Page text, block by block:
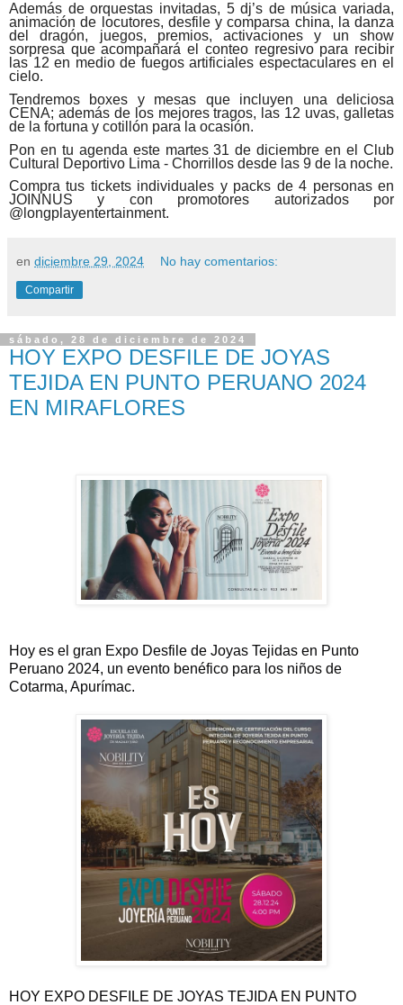
Además de orquestas invitadas, 5 dj’s de música variada,
animación de locutores, desfile y comparsa china, la danza
del dragón, juegos, premios, activaciones y un show
sorpresa que acompañará el conteo regresivo para recibir
las 12 en medio de fuegos artificiales espectaculares en el
cielo.
Tendremos boxes y mesas que incluyen una deliciosa
CENA; además de los mejores tragos, las 12 uvas, galletas
de la fortuna y cotillón para la ocasión.
Pon en tu agenda este martes 31 de diciembre en el Club
Cultural Deportivo Lima - Chorrillos desde las 9 de la noche.
Compra tus tickets individuales y packs de 4 personas en
JOINNUS y con promotores autorizados por
@longplayentertainment.
en diciembre 29, 2024 No hay comentarios:
Compartir
sábado, 28 de diciembre de 2024
HOY EXPO DESFILE DE JOYAS
TEJIDA EN PUNTO PERUANO 2024
EN MIRAFLORES
Hoy es el gran Expo Desfile de Joyas Tejidas en Punto
Peruano 2024, un evento benéfico para los niños de
Cotarma, Apurímac.
HOY EXPO DESFILE DE JOYAS TEJIDA EN PUNTO